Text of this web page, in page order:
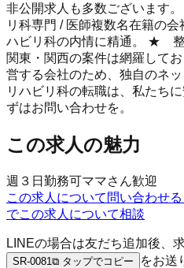
非公開求人も多数ございます
リ科専門 / 医師複数名在籍の
ハビリ科の内情に精通。 ★
関東・関西の案件は網羅して
営する会社のため、独自のネ
リハビリ科の転職は、私たち
ずはお問い合わせを。
この求人の魅力
週３日勤務可ママさん歓迎
この求人について問い合わせ
でこの求人について相談
LINEの場合は友だち追加後、
SR-0081⧉ タップでコピー をお送